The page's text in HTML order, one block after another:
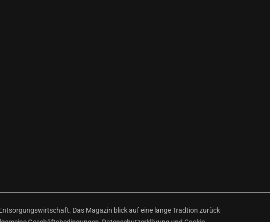
Das Magazin blick auf eine lange Tradtion zurück